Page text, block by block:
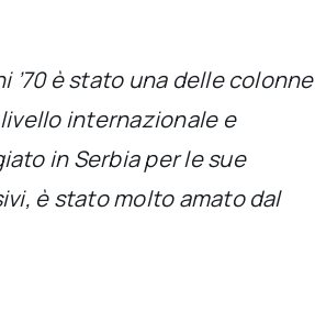
’70 è stato una delle colonne
internazionale e
in Serbia per le sue
è stato molto amato dal